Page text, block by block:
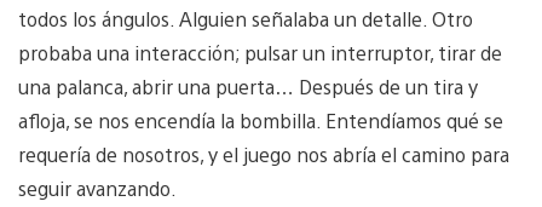
todos los ángulos. Alguien señalaba un detalle. Otro
probaba una interacción; pulsar un interruptor, tirar de
una palanca, abrir una puerta… Después de un tira y
afloja, se nos encendía la bombilla. Entendíamos qué se
requería de nosotros, y el juego nos abría el camino para
seguir avanzando.